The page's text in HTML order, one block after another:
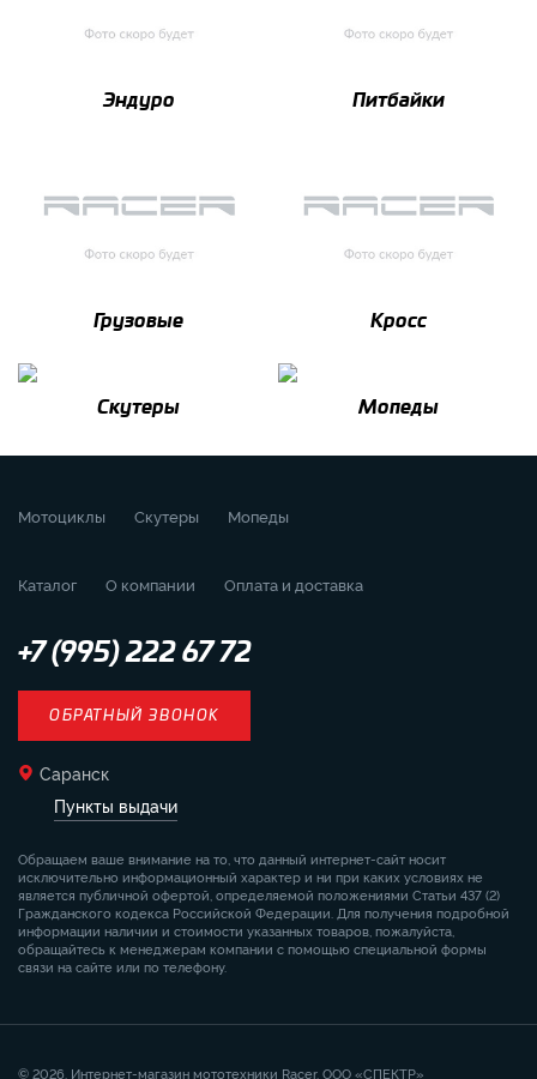
Эндуро Питбайки
Грузовые Кросс
Скутеры Мопеды
Мотоциклы Скутеры Мопеды
Каталог О компании Оплата и доставка
+7 (995) 222 67 72
ОБРАТНЫЙ ЗВОНОК
Саранск
Пункты выдачи
Обращаем ваше внимание на то, что данный интернет-сайт носит
исключительно информационный характер и ни при каких условиях не
является публичной офертой, определяемой положениями Статьи 437 (2)
Гражданского кодекса Российской Федерации. Для получения подробной
информации наличии и стоимости указанных товаров, пожалуйста,
обращайтесь к менеджерам компании с помощью специальной формы
связи на сайте или по телефону.
© 2026. Интернет-магазин мототехники Racer. ООО «СПЕКТР»